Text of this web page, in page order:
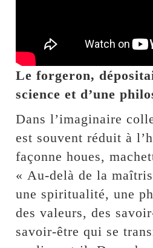
Le forgeron,
science et d’une
Dans l’imaginaire
est souvent réduit à
façonne houes,
« Au-delà de la
une spiritualité, une
des valeurs, des
savoir-être qui se